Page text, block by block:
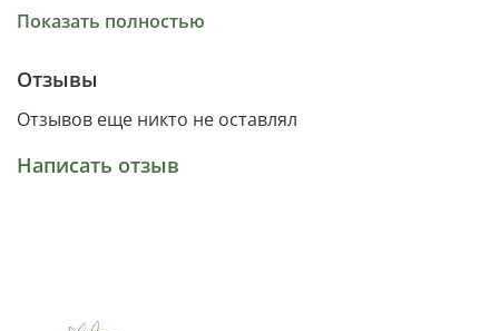
Материал пластик
Показать полностью
Отзывы
Отзывов еще никто не оставлял
Написать отзыв